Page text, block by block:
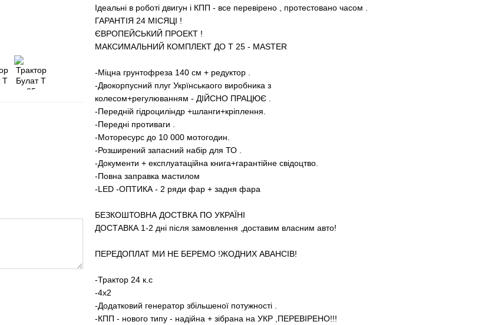
Ідеальні в роботі двигун і КПП - все перевірено , протестовано часом .
ГАРАНТІЯ 24 МІСЯЦІ !
ЄВРОПЕЙСЬКИЙ ПРОЕКТ !
МАКСИМАЛЬНИЙ КОМПЛЕКТ ДО Т 25 - MASTER
-Міцна грунтофреза 140 см + редуктор .
-Двокорпусний плуг Укрїнськаого виробника з
колесом+регулюванням - ДІЙСНО ПРАЦЮЄ .
-Передній гідроциліндр +шланги+кріплення.
-Передні противаги .
-Моторесурс до 10 000 мотогодин.
-Розширений запасний набір для ТО .
-Документи + експлуатаційна книга+гарантійне свідоцтво.
-Повна заправка мастилом
-LED -ОПТИКА - 2 ряди фар + задня фара
БЕЗКОШТОВНА ДОСТВКА ПО УКРАЇНІ
ДОСТАВКА 1-2 дні після замовлення ,доставим власним авто!
ПЕРЕДОПЛАТ МИ НЕ БЕРЕМО !ЖОДНИХ АВАНСІВ!
-Трактор 24 к.с
-4х2
-Додатковий генератор збільшеної потужності .
-КПП - нового типу - надійна + зібрана на УКР ,ПЕРЕВІРЕНО!!!